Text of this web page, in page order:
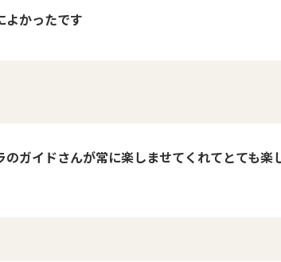
よかったです
のガイドさんが常に楽しませてくれてとても楽